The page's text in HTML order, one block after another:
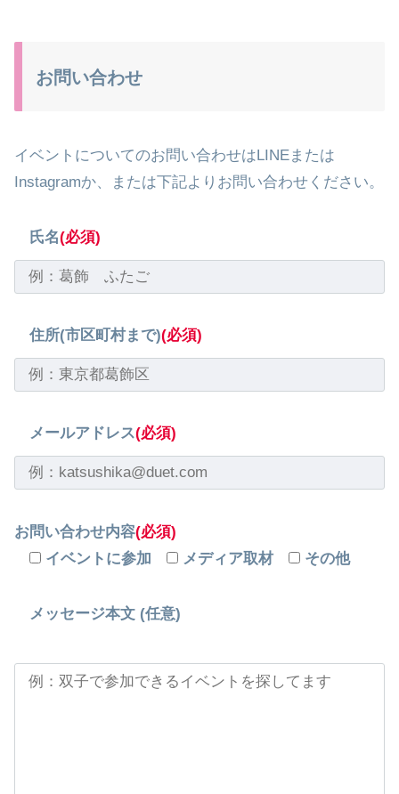
お問い合わせ
イベントについてのお問い合わせはLINEまたは
Instagramか、または下記よりお問い合わせください。
氏名(必須)
住所(市区町村まで)(必須)
メールアドレス(必須)
お問い合わせ内容(必須)
イベントに参加
メディア取材 その他
メッセージ本文 (任意)